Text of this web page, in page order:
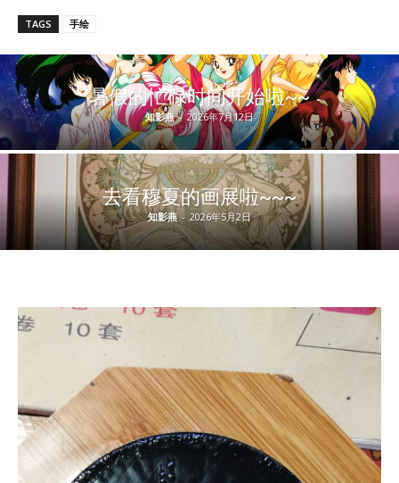
TAGS 手绘
暑假的忙碌时间开始啦~~
知影燕 - 2026年7月12日
去看穆夏的画展啦~~~
知影燕 - 2026年5月2日